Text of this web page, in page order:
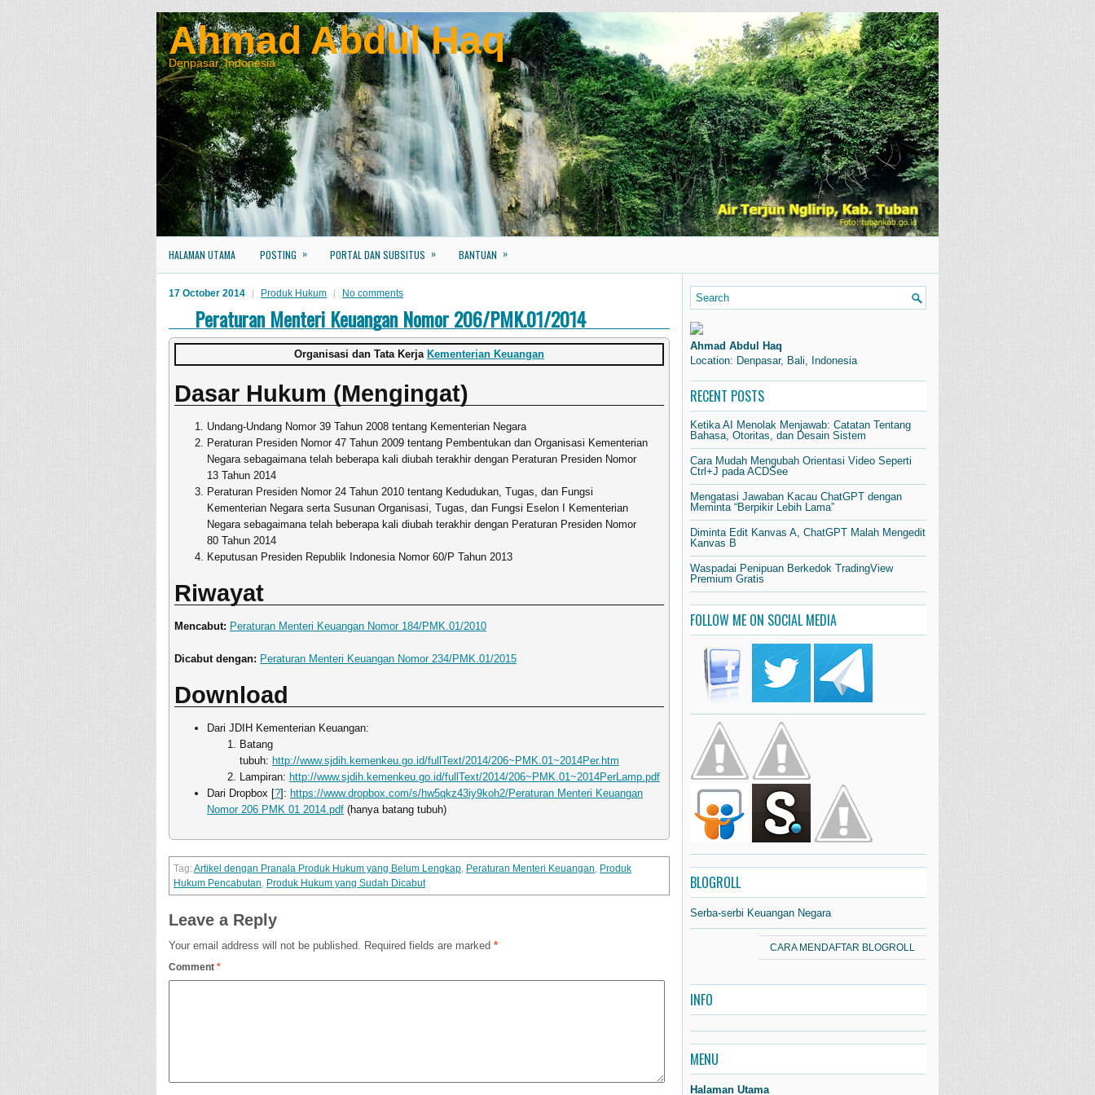
Ahmad Abdul Haq
Denpasar, Indonesia
HALAMAN UTAMA POSTING » PORTAL DAN SUBSITUS » BANTUAN »
17 October 2014 Produk Hukum No comments
Peraturan Menteri Keuangan Nomor 206/PMK.01/2014
Organisasi dan Tata Kerja Kementerian Keuangan
Dasar Hukum (Mengingat)
Undang-Undang Nomor 39 Tahun 2008 tentang Kementerian Negara
Peraturan Presiden Nomor 47 Tahun 2009 tentang Pembentukan dan Organisasi Kementerian
Negara sebagaimana telah beberapa kali diubah terakhir dengan Peraturan Presiden Nomor
13 Tahun 2014
Peraturan Presiden Nomor 24 Tahun 2010 tentang Kedudukan, Tugas, dan Fungsi
Kementerian Negara serta Susunan Organisasi, Tugas, dan Fungsi Eselon I Kementerian
Negara sebagaimana telah beberapa kali diubah terakhir dengan Peraturan Presiden Nomor
80 Tahun 2014
Keputusan Presiden Republik Indonesia Nomor 60/P Tahun 2013
Riwayat
Mencabut: Peraturan Menteri Keuangan Nomor 184/PMK.01/2010
Dicabut dengan: Peraturan Menteri Keuangan Nomor 234/PMK.01/2015
Download
Dari JDIH Kementerian Keuangan:
Batang
tubuh: http://www.sjdih.kemenkeu.go.id/fullText/2014/206~PMK.01~2014Per.htm
Lampiran: http://www.sjdih.kemenkeu.go.id/fullText/2014/206~PMK.01~2014PerLamp.pdf
Dari Dropbox [?]: https://www.dropbox.com/s/hw5qkz43iy9koh2/Peraturan Menteri Keuangan
Nomor 206 PMK 01 2014.pdf (hanya batang tubuh)
Artikel dengan Pranala Produk Hukum yang Belum Lengkap, Peraturan Menteri Keuangan, Produk
Hukum Pencabutan, Produk Hukum yang Sudah Dicabut
Leave a Reply
Your email address will not be published. Required fields are marked *
Comment *
Ahmad Abdul Haq
Location: Denpasar, Bali, Indonesia
RECENT POSTS
Ketika AI Menolak Menjawab: Catatan Tentang
Bahasa, Otoritas, dan Desain Sistem
Cara Mudah Mengubah Orientasi Video Seperti
Ctrl+J pada ACDSee
Mengatasi Jawaban Kacau ChatGPT dengan
Meminta “Berpikir Lebih Lama”
Diminta Edit Kanvas A, ChatGPT Malah Mengedit
Kanvas B
Waspadai Penipuan Berkedok TradingView
Premium Gratis
FOLLOW ME ON SOCIAL MEDIA
BLOGROLL
Serba-serbi Keuangan Negara
CARA MENDAFTAR BLOGROLL
INFO
MENU
Halaman Utama